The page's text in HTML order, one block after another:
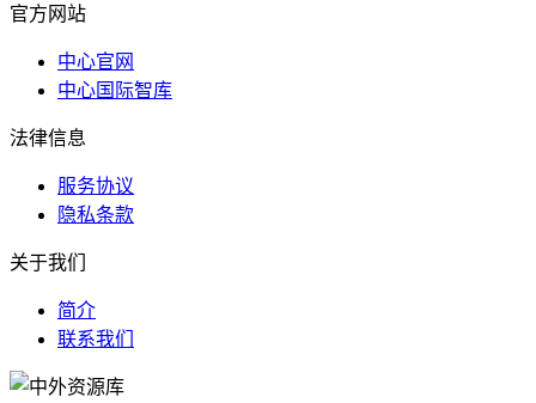
官方网站
中心官网
中心国际智库
法律信息
服务协议
隐私条款
关于我们
简介
联系我们